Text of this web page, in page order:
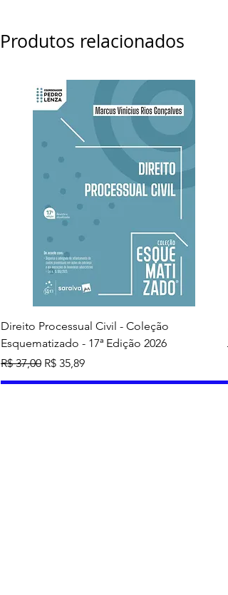
Produtos relacionados
Direito Processual Civil - Coleção
Esquematizado - 17ª Edição 2026
Preço normal
R$ 37,00 Preço promocional
R$ 35,89